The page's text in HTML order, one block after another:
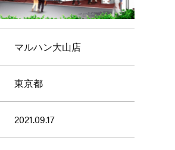
マルハン大山店
東京都
2021.09.17